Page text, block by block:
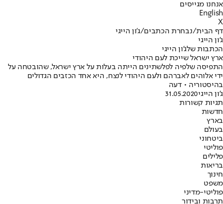
אנחנו מגייסים
English
X
דף הבית/נבחרת הכתבים/ג'ון הייגי
ג'ון הייגי
הכתבות שלג'ון הייגי
ארץ ישראל שייכת לעם היהודי
התפיסה שלפיה לפלשתינים הייתה בעלות על ארץ ישראל, שהובטחה על
ידי אלוהים לאברהם ולעם היהודי לנצח, היא אחד הכזבים הגדולים
בהיסטוריה • דעה
ג'ון הייגי31.05.2020
תגיות קשורות
חדשות
בארץ
בעולם
ביטחוני
פוליטי
פלילים
בריאות
חינוך
משפט
פוליטי-מדיני
תרבות ובידור